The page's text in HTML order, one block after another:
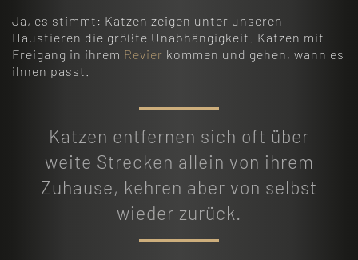
Ja, es stimmt: Katzen zeigen unter unseren
Haustieren die größte Unabhängigkeit. Katzen mit
Freigang in ihrem Revier kommen und gehen, wann es
ihnen passt.
Katzen entfernen sich oft über
weite Strecken allein von ihrem
Zuhause, kehren aber von selbst
wieder zurück.